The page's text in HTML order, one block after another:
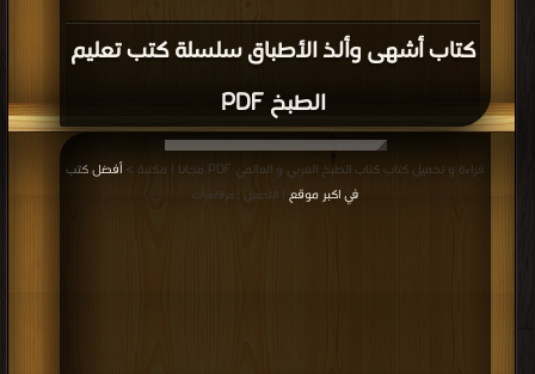
كتاب أشهى وألذ الأطباق سلسلة كتب تعليم
الطبخ PDF
قراءة و تحميل كتاب كتاب الطبخ العربي و العالمي PDF مجانا | مكتبة >
أفضل كتب
في اكبر موقع
| التحميل : مرة/مرات